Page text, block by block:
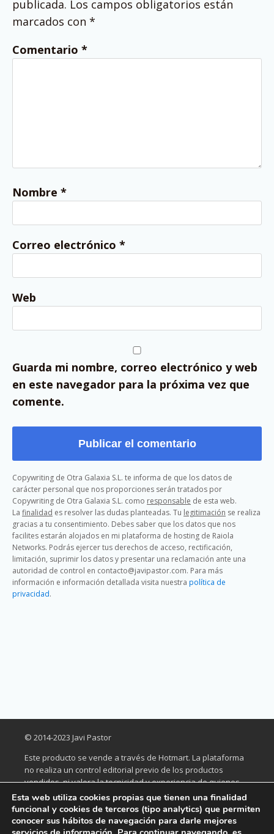
publicada. Los campos obligatorios están
marcados con *
Comentario *
Nombre *
Correo electrónico *
Web
Guarda mi nombre, correo electrónico y web
en este navegador para la próxima vez que
comente.
Copywriting de Otra Galaxia S.L. te informa de que los datos de
carácter personal que nos proporciones serán tratados por
Copywriting de Otra Galaxia S.L. como responsable de esta web.
La finalidad es resolver las dudas planteadas. Tu legitimación se realiza
gracias a tu consentimiento. Debes saber que los datos que nos
facilites estarán alojados en mi plataforma de hosting de Raiola
Networks. Podrás ejercer tus derechos de acceso, rectificación,
limitación, suprimir los datos y presentar una reclamación ante una
autoridad de control en contacto@javipastor.com. Para más
información e información detallada visita nuestra política de
privacidad.
© 2014-2023 Javi Pastor
Este producto se vende a través de Hotmart. La plataforma
no realiza un control editorial previo de los productos
vendidos, ni valora la tecnicidad y experiencia de quienes
los elaboran. La existencia de un producto y su adquisición,
a través de la plataforma, no puede ser considerada como
garantía de calidad de contenido y resultado, en ningún
caso. Al comprarlo, el comprador declara que conoce esta
Esta web utiliza cookies propias que tienen una finalidad
funcional y cookies de terceros (tipo analytics) que permiten
conocer sus hábitos de navegación para darle mejores